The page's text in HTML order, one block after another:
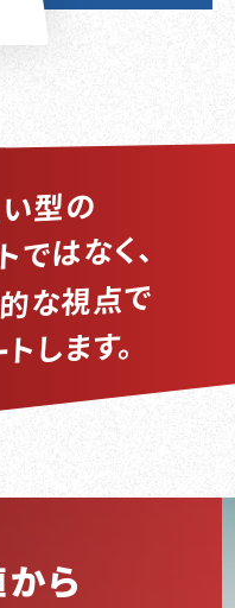
型の
はなく、
的な視点で
します。
ら